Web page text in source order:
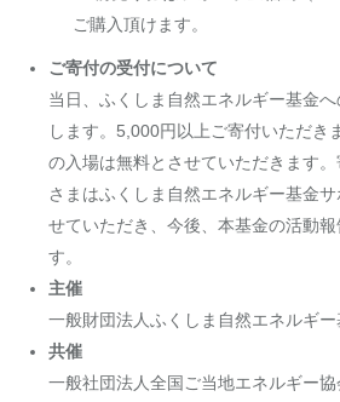
ご購入頂けます。
ご寄付の受付について
当日、ふくしま自然エネルギー基金
します。5,000円以上ご寄付いただき
の入場は無料とさせていただきます
さまはふくしま自然エネルギー基金
せていただき、今後、本基金の活動
す。
主催
一般財団法人ふくしま自然エネルギー
共催
一般社団法人全国ご当地エネルギー